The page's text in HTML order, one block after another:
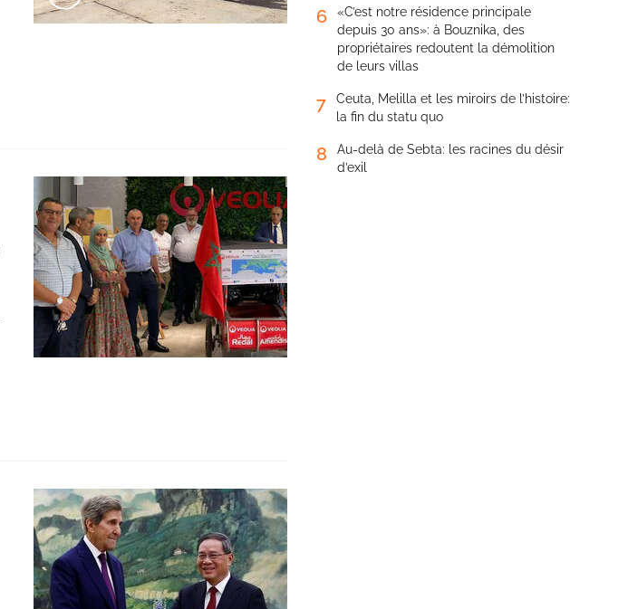
6
«C’est notre résidence principale
depuis 30 ans»: à Bouznika, des
propriétaires redoutent la démolition
de leurs villas
7
Ceuta, Melilla et les miroirs de l’histoire:
la fin du statu quo
8
Au-delà de Sebta: les racines du désir
d’exil